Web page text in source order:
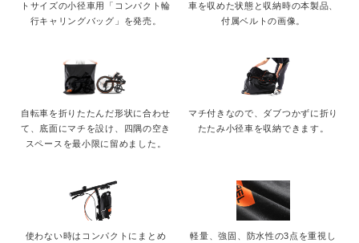
トサイズの小径車用「コンパクト輪
行キャリングバッグ」を発売。
車を収めた状態と収納時の本製品、
付属ベルトの画像。
自転車を折りたたんだ形状に合わせ
て、底面にマチを設け、四隅の空き
スペースを最小限に留めました。
マチ付きなので、ダブつかずに折り
たたみ小径車を収納できます。
使わない時はコンパクトにまとめ
軽量、強固、防水性の3点を重視し